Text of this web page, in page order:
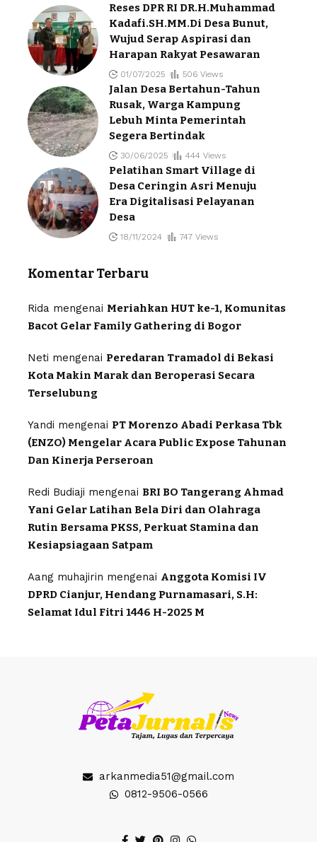
Reses DPR RI DR.H.Muhammad
Kadafi.SH.MM.Di Desa Bunut,
Wujud Serap Aspirasi dan
Harapan Rakyat Pesawaran
01/07/2025 506 Views
Jalan Desa Bertahun-Tahun
Rusak, Warga Kampung
Lebuh Minta Pemerintah
Segera Bertindak
30/06/2025 444 Views
Pelatihan Smart Village di
Desa Ceringin Asri Menuju
Era Digitalisasi Pelayanan
Desa
18/11/2024 747 Views
Komentar Terbaru
Rida mengenai Meriahkan HUT ke-1, Komunitas
Bacot Gelar Family Gathering di Bogor
Neti mengenai Peredaran Tramadol di Bekasi
Kota Makin Marak dan Beroperasi Secara
Terselubung
Yandi mengenai PT Morenzo Abadi Perkasa Tbk
(ENZO) Mengelar Acara Public Expose Tahunan
Dan Kinerja Perseroan
Redi Budiaji mengenai BRI BO Tangerang Ahmad
Yani Gelar Latihan Bela Diri dan Olahraga
Rutin Bersama PKSS, Perkuat Stamina dan
Kesiapsiagaan Satpam
Aang muhajirin mengenai Anggota Komisi IV
DPRD Cianjur, Hendang Purnamasari, S.H:
Selamat Idul Fitri 1446 H-2025 M
arkanmedia51@gmail.com
0812-9506-0566